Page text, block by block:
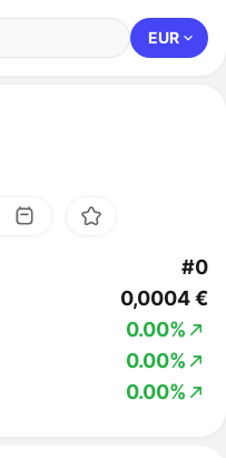
EUR
#0
0,0004 €
0.00%
0.00%
0.00%